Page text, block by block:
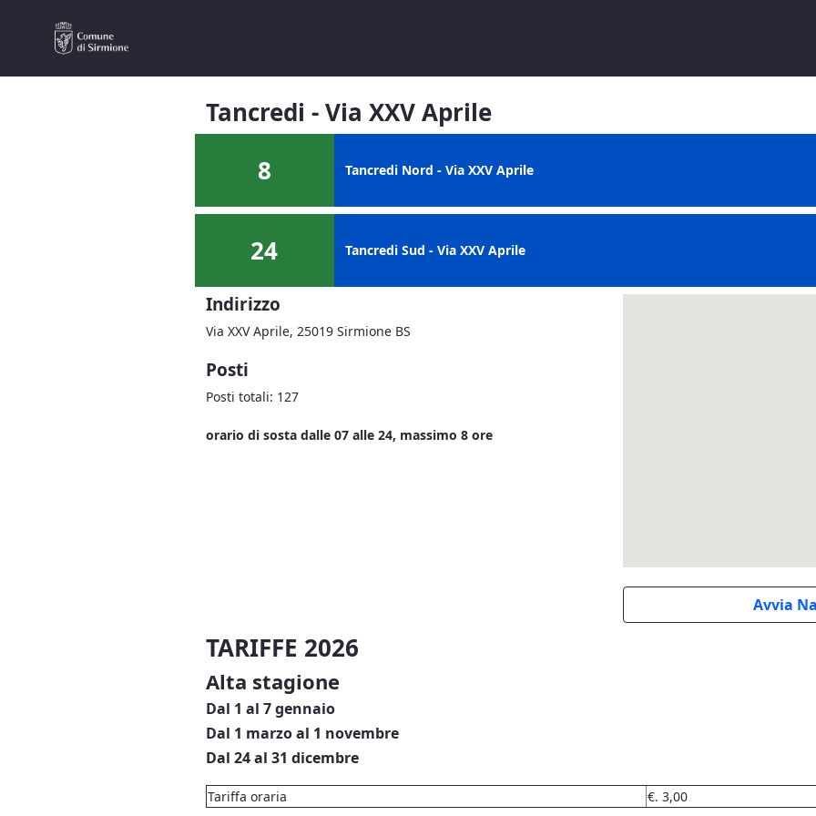
Tancredi - Via XXV Aprile
8
Tancredi Nord - Via XXV Aprile
24 Tancredi Sud - Via XXV Aprile
Indirizzo
Via XXV Aprile, 25019 Sirmione BS
Posti
Posti totali: 127
orario di sosta dalle 07 alle 24, massimo 8 ore
Avvia
TARIFFE 2026
Alta stagione
Dal 1 al 7 gennaio
Dal 1 marzo al 1 novembre
Dal 24 al 31 dicembre
Tariffa oraria €. 3,00